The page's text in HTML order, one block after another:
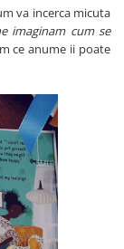
va incerca micuta
imaginam cum se
ce anume ii poate